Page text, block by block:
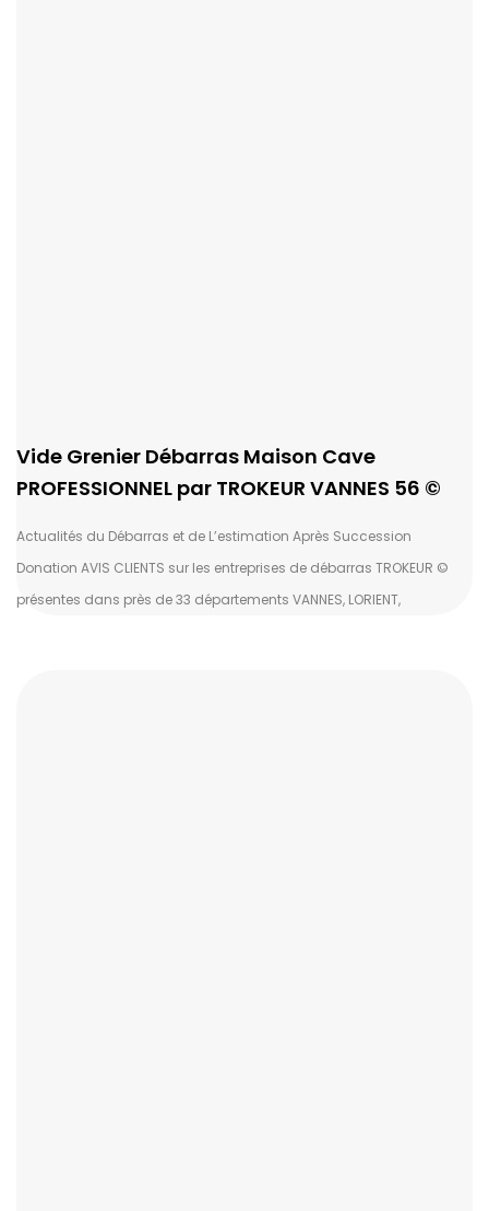
Vide Grenier Débarras Maison Cave
PROFESSIONNEL par TROKEUR VANNES 56 ©
Actualités du Débarras et de L’estimation Après Succession
Donation AVIS CLIENTS sur les entreprises de débarras TROKEUR ©
présentes dans près de 33 départements VANNES, LORIENT,